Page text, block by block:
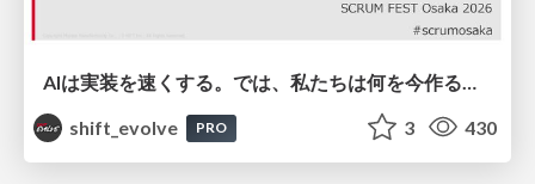
shift_evolve
PRO 3 430